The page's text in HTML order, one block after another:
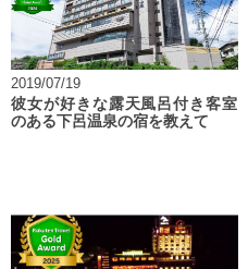
2019/07/19
彼女が好きな露天風呂付き客室
のある下呂温泉の宿を教えて